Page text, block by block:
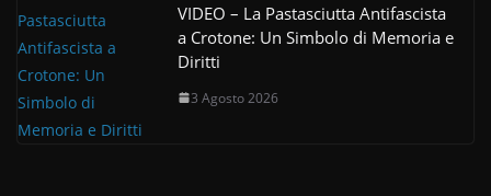
VIDEO – La Pastasciutta Antifascista
a Crotone: Un Simbolo di Memoria e
Diritti
3 Agosto 2026